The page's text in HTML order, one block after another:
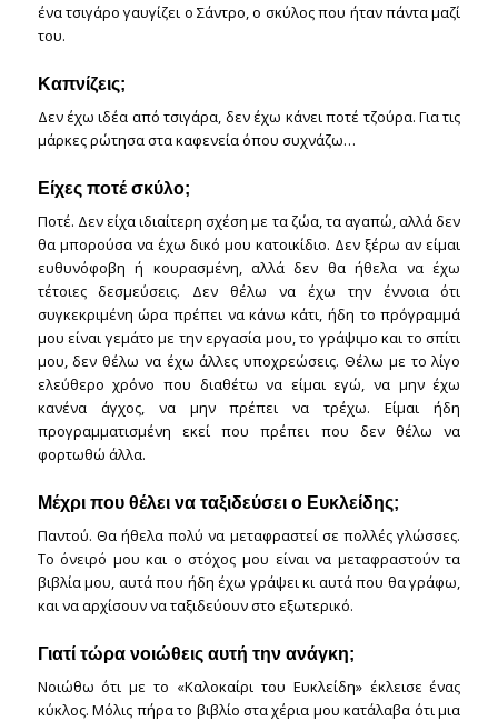
ένα τσιγάρο γαυγίζει ο Σάντρο, ο σκύλος που ήταν πάντα μαζί
του.
Καπνίζεις;
Δεν έχω ιδέα από τσιγάρα, δεν έχω κάνει ποτέ τζούρα. Για τις
μάρκες ρώτησα στα καφενεία όπου συχνάζω…
Είχες ποτέ σκύλο;
Ποτέ. Δεν είχα ιδιαίτερη σχέση με τα ζώα, τα αγαπώ, αλλά δεν
θα μπορούσα να έχω δικό μου κατοικίδιο. Δεν ξέρω αν είμαι
ευθυνόφοβη ή κουρασμένη, αλλά δεν θα ήθελα να έχω
τέτοιες δεσμεύσεις. Δεν θέλω να έχω την έννοια ότι
συγκεκριμένη ώρα πρέπει να κάνω κάτι, ήδη το πρόγραμμά
μου είναι γεμάτο με την εργασία μου, το γράψιμο και το σπίτι
μου, δεν θέλω να έχω άλλες υποχρεώσεις. Θέλω με το λίγο
ελεύθερο χρόνο που διαθέτω να είμαι εγώ, να μην έχω
κανένα άγχος, να μην πρέπει να τρέχω. Είμαι ήδη
προγραμματισμένη εκεί που πρέπει που δεν θέλω να
φορτωθώ άλλα.
Μέχρι που θέλει να ταξιδεύσει ο Ευκλείδης;
Παντού. Θα ήθελα πολύ να μεταφραστεί σε πολλές γλώσσες.
Το όνειρό μου και ο στόχος μου είναι να μεταφραστούν τα
βιβλία μου, αυτά που ήδη έχω γράψει κι αυτά που θα γράφω,
και να αρχίσουν να ταξιδεύουν στο εξωτερικό.
Γιατί τώρα νοιώθεις αυτή την ανάγκη;
Νοιώθω ότι με το «Καλοκαίρι του Ευκλείδη» έκλεισε ένας
κύκλος. Μόλις πήρα το βιβλίο στα χέρια μου κατάλαβα ότι μια